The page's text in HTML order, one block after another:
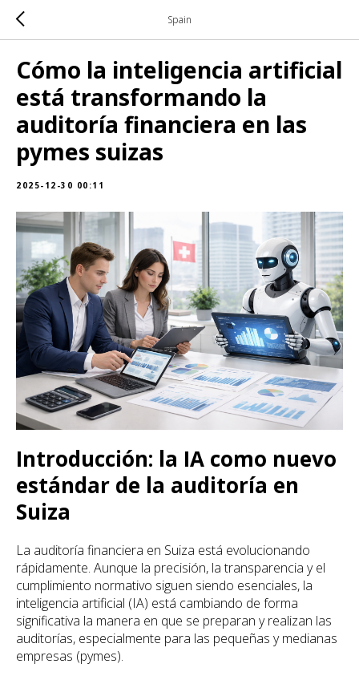
Spain
Cómo la inteligencia artificial
está transformando la
auditoría financiera en las
pymes suizas
2025-12-30 00:11
Introducción: la IA como nuevo
estándar de la auditoría en
Suiza
La auditoría financiera en Suiza está evolucionando
rápidamente. Aunque la precisión, la transparencia y el
cumplimiento normativo siguen siendo esenciales, la
inteligencia artificial (IA) está cambiando de forma
significativa la manera en que se preparan y realizan las
auditorías, especialmente para las pequeñas y medianas
empresas (pymes).